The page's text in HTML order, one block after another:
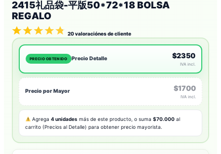
2415礼品袋-平版50*72*18 BOLSA
REGALO
20valoraciónes de cliente
PRECIO OBTENIDO Precio Detalle $2350
IVA incl.
Precio por Mayor $1700
IVA incl.
Agrega4 unidades más de este producto, o suma$70.000 al
carrito (Precios al Detalle) para obtener precio mayorista.